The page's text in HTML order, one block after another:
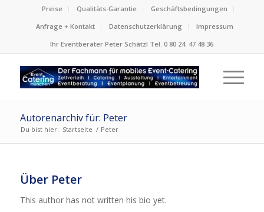
Preise Qualitäts-Garantie
Geschäftsbedingungen
Anfrage + Kontakt
Datenschutzerklärung
Impressum
Ihr Eventberater Peter Schätzl Tel. 0 80 24. 47 48 36
Autorenarchiv für: Peter
Du bist hier: Startseite / Peter
Über Peter
This author has not written his bio yet.